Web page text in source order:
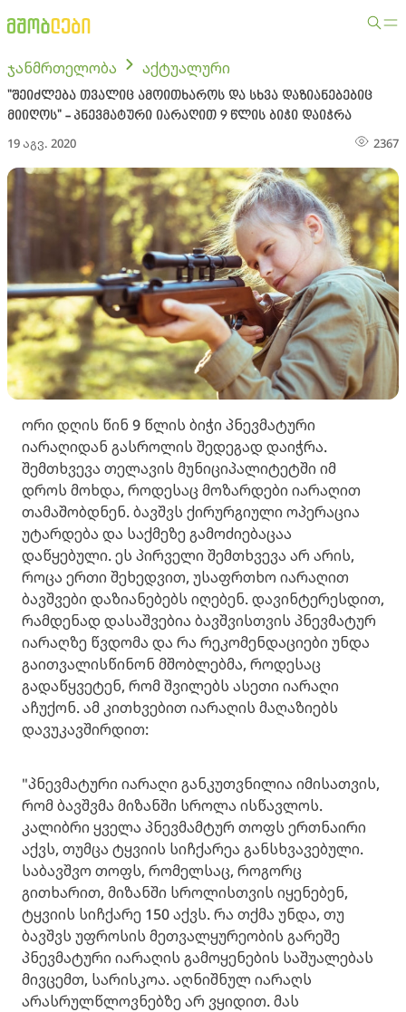
ჯანმრთელობა აქტუალური
"შეიძლება თვალიც ამოითხაროს და სხვა დაზიანებებიც
მიიღოს" - პნევმატური იარაღით 9 წლის ბიჭი დაიჭრა
19 აგვ. 2020 2367
ორი დღის წინ 9 წლის ბიჭი პნევმატური
იარაღიდან გასროლის შედეგად დაიჭრა.
შემთხვევა თელავის მუნიციპალიტეტში იმ
დროს მოხდა, როდესაც მოზარდები იარაღით
თამაშობდნენ. ბავშვს ქირურგიული ოპერაცია
უტარდება და საქმეზე გამოძიებაცაა
დაწყებული. ეს პირველი შემთხვევა არ არის,
როცა ერთი შეხედვით, უსაფრთხო იარაღით
ბავშვები დაზიანებებს იღებენ. დავინტერესდით,
რამდენად დასაშვებია ბავშვისთვის პნევმატურ
იარაღზე წვდომა და რა რეკომენდაციები უნდა
გაითვალისწინონ მშობლებმა, როდესაც
გადაწყვეტენ, რომ შვილებს ასეთი იარაღი
აჩუქონ. ამ კითხვებით იარაღის მაღაზიებს
დავუკავშირდით:
"პნევმატური იარაღი განკუთვნილია იმისათვის,
რომ ბავშვმა მიზანში სროლა ისწავლოს.
კალიბრი ყველა პნევმამტურ თოფს ერთნაირი
აქვს, თუმცა ტყვიის სიჩქარეა განსხვავებული.
საბავშვო თოფს, რომელსაც, როგორც
გითხარით, მიზანში სროლისთვის იყენებენ,
ტყვიის სიჩქარე 150 აქვს. რა თქმა უნდა, თუ
ბავშვს უფროსის მეთვალყურეობის გარეშე
პნევმატური იარაღის გამოყენების საშუალებას
მივცემთ, სარისკოა. აღნიშნულ იარაღს
არასრულწლოვნებზე არ ვყიდით. მას